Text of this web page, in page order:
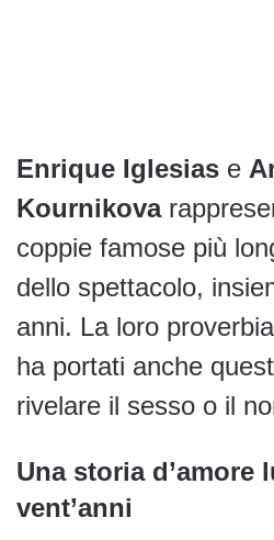
Enrique Iglesias e
Kournikova
coppie famose più
dello spettacolo,
anni. La loro
ha portati anche
rivelare il sesso o il
Una storia d’amore
vent’anni